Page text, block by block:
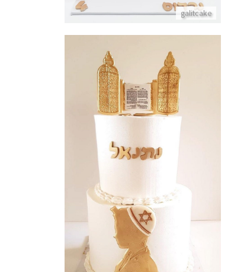
galitcake
עוגת קומות לבר מצווה